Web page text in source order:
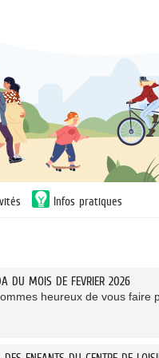
Infos pratiques
DU MOIS DE FEVRIER 2026
heureux de vous faire